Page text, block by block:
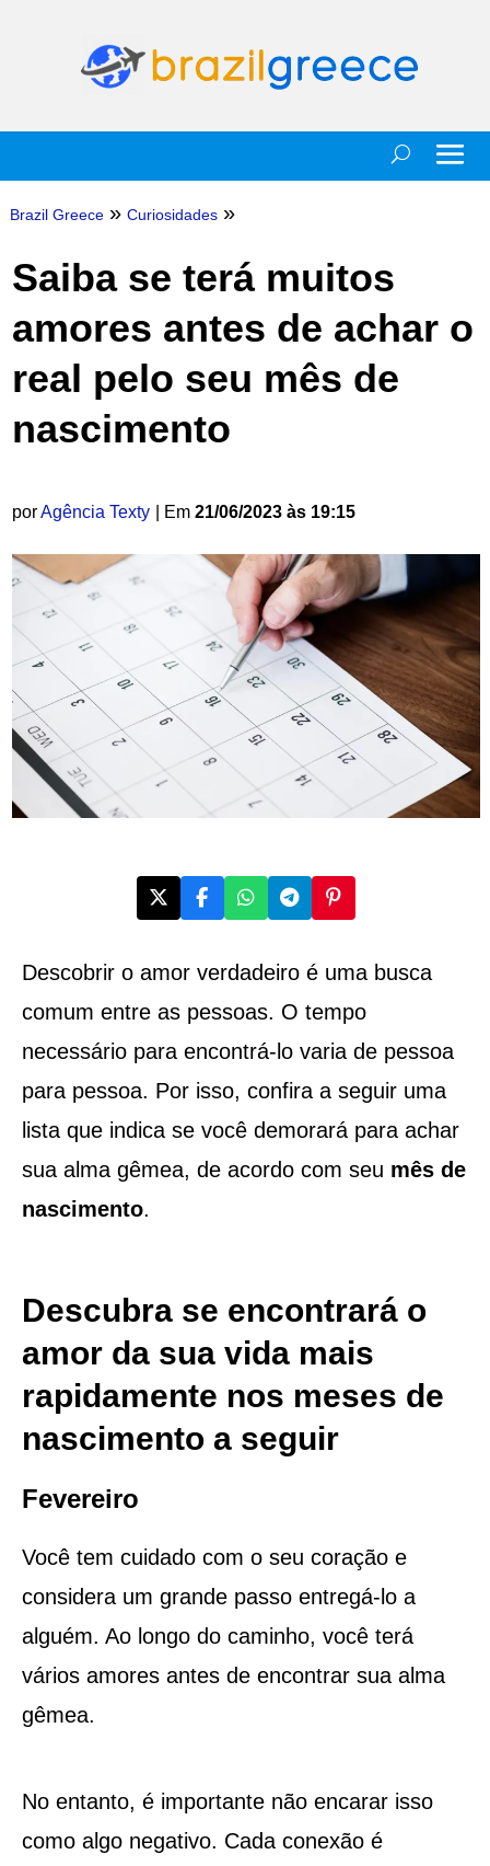
Brazil Greece » Curiosidades »
Saiba se terá muitos
amores antes de achar o
real pelo seu mês de
nascimento
porAgência Texty | Em 21/06/2023 às 19:15
Descobrir o amor verdadeiro é uma busca
comum entre as pessoas. O tempo
necessário para encontrá-lo varia de pessoa
para pessoa. Por isso, confira a seguir uma
lista que indica se você demorará para achar
sua alma gêmea, de acordo com seu mês de
nascimento.
Descubra se encontrará o
amor da sua vida mais
rapidamente nos meses de
nascimento a seguir
Fevereiro
Você tem cuidado com o seu coração e
considera um grande passo entregá-lo a
alguém. Ao longo do caminho, você terá
vários amores antes de encontrar sua alma
gêmea.
No entanto, é importante não encarar isso
como algo negativo. Cada conexão é